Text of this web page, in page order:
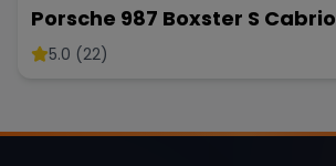
Porsche 987 Boxster S Cabrio
5.0 (22)